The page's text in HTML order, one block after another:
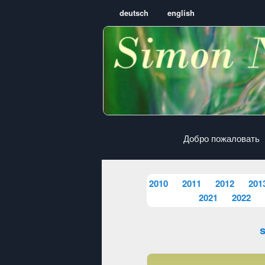
deutsch english
Добро пожаловать
2010 2011 2012
2021
2022